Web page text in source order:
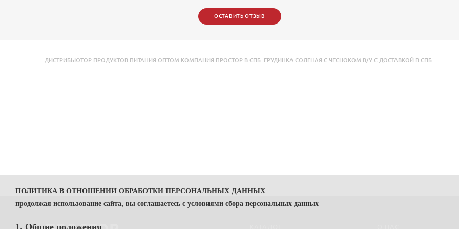
ОСТАВИТЬ ОТЗЫВ
ДИСТРИБЬЮТОР ПРОДУКТОВ ПИТАНИЯ ОПТОМ КОМПАНИЯ ПРОСТОР В СПБ. ГРУДИНКА СОЛЕНАЯ С ЧЕСНОКОМ В/У С ДОСТАВКОЙ В СПБ.
ПОЛИТИКА В ОТНОШЕНИИ ОБРАБОТКИ ПЕРСОНАЛЬНЫХ ДАННЫХ
продолжая использование сайта, вы соглашаетесь с условиями сбора персональных данных
1. Общие положения